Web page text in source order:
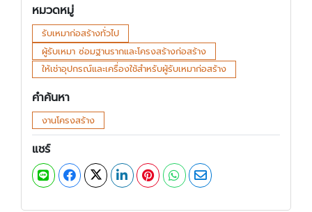
หมวดหมู่
รับเหมาก่อสร้างทั่วไป
ผู้รับเหมา ซ่อมฐานรากและโครงสร้างก่อสร้าง
ให้เช่าอุปกรณ์และเครื่องใช้สำหรับผู้รับเหมาก่อสร้าง
คำค้นหา
งานโครงสร้าง
แชร์